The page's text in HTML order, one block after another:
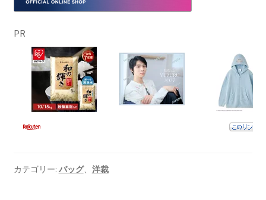
PR
カテゴリー: バッグ、 洋裁